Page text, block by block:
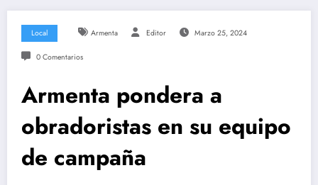
Local Armenta Editor Marzo 25, 2024
0 Comentarios
Armenta pondera a
obradoristas en su equipo
de campaña